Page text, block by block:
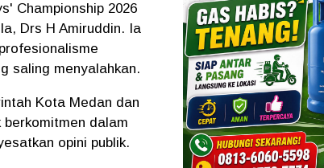
Championship 2026
Drs H Amiruddin. Ia
saling menyalahkan.
Kota Medan dan
dalam
opini publik.